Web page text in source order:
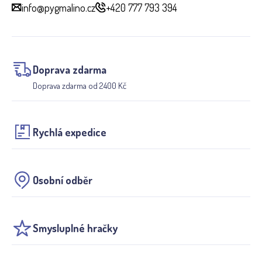
info@pygmalino.cz +420 777 793 394
Doprava zdarma
Doprava zdarma od 2400 Kč
Rychlá expedice
Osobní odběr
Smysluplné hračky